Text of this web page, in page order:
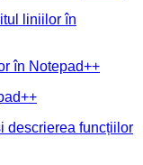
liniilor în
în Notepad++
descrierea funcțiilor